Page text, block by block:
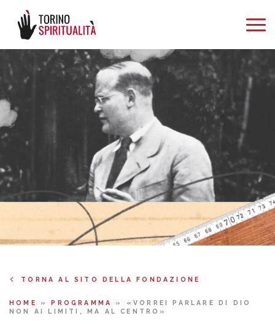
TORNA AL SITO DELLA FONDAZIONE
HOME »PROGRAMMA » «VORREI PARLARE DI DIO
NON AI LIMITI, MA AL CENTRO»